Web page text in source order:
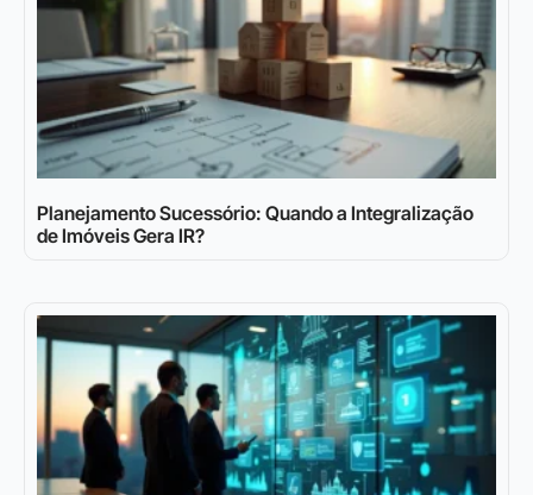
Planejamento Sucessório: Quando a Integralização
de Imóveis Gera IR?